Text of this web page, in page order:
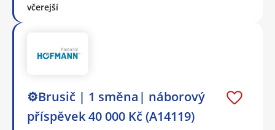
včerejší
⚙️Brusič | 1 směna| náborový
příspěvek 40 000 Kč (A14119)